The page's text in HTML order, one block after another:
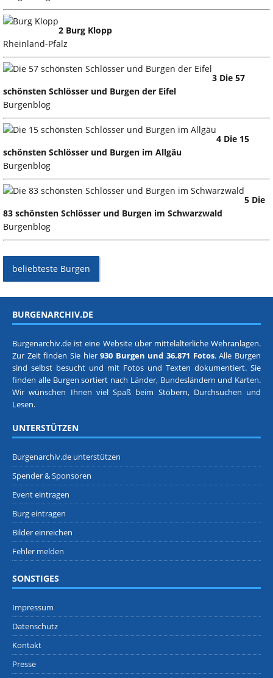
2 Burg Klopp
Rheinland-Pfalz
3 Die 57
schönsten Schlösser und Burgen der Eifel
Burgenblog
4 Die 15
schönsten Schlösser und Burgen im Allgäu
Burgenblog
5 Die
83 schönsten Schlösser und Burgen im Schwarzwald
Burgenblog
beliebteste Burgen
BURGENARCHIV.DE
Burgenarchiv.de ist eine Website über mittelalterliche Wehranlagen.
Zur Zeit finden Sie hier930 Burgen und 36.871 Fotos. Alle Burgen
sind selbst besucht und mit Fotos und Texten dokumentiert. Sie
finden alle Burgen sortiert nach Länder, Bundesländern und Karten.
Wir wünschen Ihnen viel Spaß beim Stöbern, Durchsuchen und
Lesen.
UNTERSTÜTZEN
Burgenarchiv.de unterstützen
Spender & Sponsoren
Event eintragen
Burg eintragen
Bilder einreichen
Fehler melden
SONSTIGES
Impressum
Datenschutz
Kontakt
Presse